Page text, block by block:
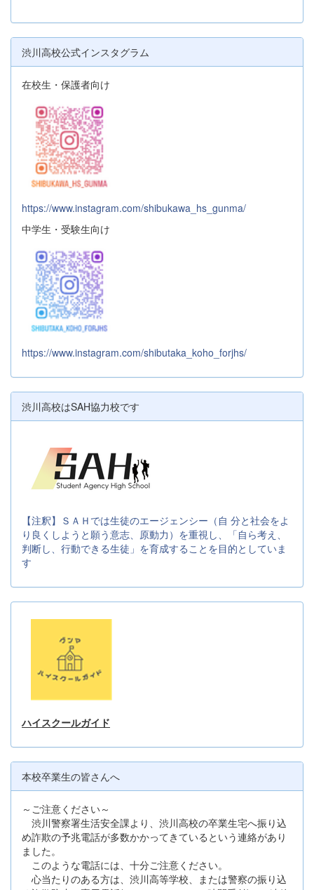
渋川高校公式インスタグラム
在校生・保護者向け
https://www.instagram.com/shibukawa_hs_gunma/
中学生・受験生向け
https://www.instagram.com/shibutaka_koho_forjhs/
渋川高校はSAH協力校です
【注釈】ＳＡＨでは生徒のエージェンシー（自 分と社会をよ
り良くしようと願う意志、原動力）を重視し、「自ら考え、
判断し、行動できる生徒」を育成することを目的としていま
す
ハイスクールガイド
本校卒業生の皆さんへ
～ご注意ください～
渋川警察署生活安全課より、渋川高校の卒業生宅へ振り込
め詐欺の予兆電話が多数かかってきているという連絡があり
ました。
このような電話には、十分ご注意ください。
心当たりのある方は、渋川高等学校、または警察の振り込